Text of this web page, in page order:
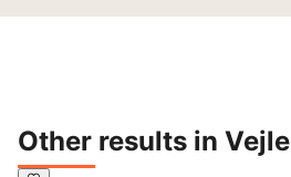
Other results in Vejle